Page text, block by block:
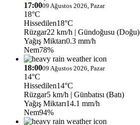
17:0009 Ağustos 2026, Pazar
18°C
Hissedilen18°C
Rüzgar22 km/h | Gündoğusu (Doğu)
Yağış Miktarı0.3 mm/h
Nem78%
18:0009 Ağustos 2026, Pazar
14°C
Hissedilen14°C
Rüzgar5 km/h | Günbatısı (Batı)
Yağış Miktarı14.1 mm/h
Nem94%